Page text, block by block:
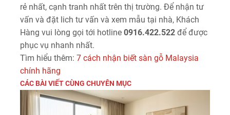
rẻ nhất, cạnh tranh nhất trên thị trường. Để nhận tư
vấn và đặt lich tư vấn và xem mẫu tại nhà, Khách
Hàng vui lòng gọi tới hotline 0916.422.522 để được
phục vụ nhanh nhất.
Tìm hiểu thêm: 7 cách nhận biết sàn gỗ Malaysia
chính hãng
CÁC BÀI VIẾT CÙNG CHUYÊN MỤC